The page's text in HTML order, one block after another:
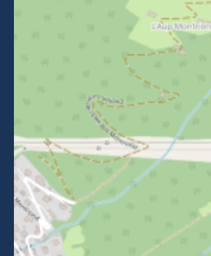
Suivez-nous sur
Suivez-nous
Suivez-
NEWSLETTER
Restez informés des événements,
à Morzine.
BROCHURES ESPACE PRESSE
ESPACE ADHÉRENTS
APPEL
Mentions légales Politique de